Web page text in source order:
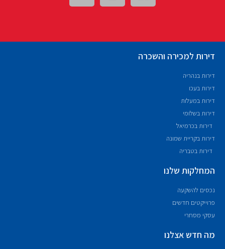
דירות למכירה והשכרה
דירות בנהריה
דירות בעכו
דירות במעלות
דירות בשלומי
דירות בכרמיאל
דירות בקריית שמונה
דירות בטבריה
המחלקות שלנו
נכסים להשקעה
פרוייקטים חדשים
עסקי מסחרי
מה חדש אצלנו